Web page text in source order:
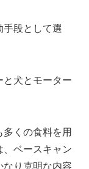
手段として選
と犬とモーター
くの食料を用
、ベースキャン
なり克明な内容